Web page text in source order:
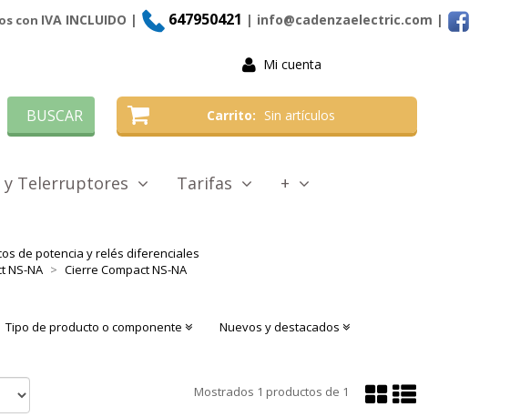
con IVA INCLUIDO | 647950421 | info@cadenzaelectric.com |
Mi cuenta
Carrito Sin artículos
BUSCAR
y Telerruptores Tarifas +
de potencia y relés diferenciales
NS-NA Cierre Compact NS-NA
Tipo de producto o componente Nuevos y destacados
Mostrar
en
Mostrar
en
Mostrados 1 productos de 1